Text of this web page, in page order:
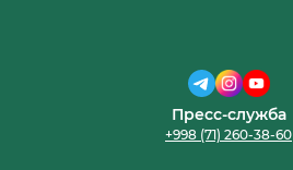
Пресс-служба
+998 (71) 260-38-60